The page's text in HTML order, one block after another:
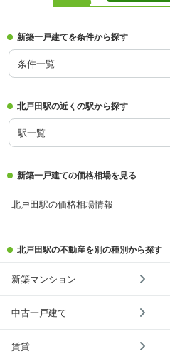
新築一戸建てを条件から探す
条件一覧
北戸田駅の近くの駅から探す
駅一覧
新築一戸建ての価格相場を見る
北戸田駅の価格相場情報
北戸田駅の不動産を別の種別から探す
新築マンション
中古一戸建て
賃貸